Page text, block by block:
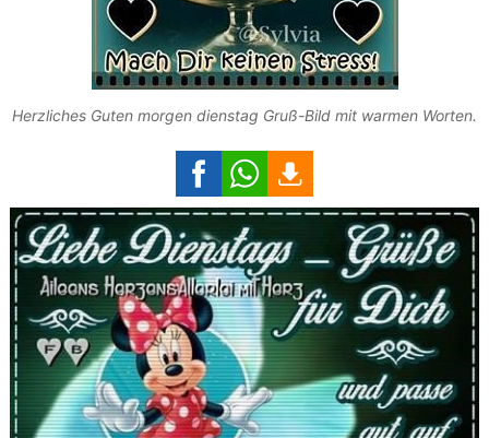
Herzliches Guten morgen dienstag Gruß-Bild mit warmen Worten.